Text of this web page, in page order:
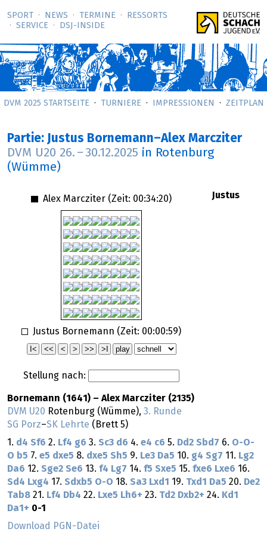
SPORT NEWS TERMINE
RESSORTS
SERVICE
DSJ-­INSIDE
DVM 2025 STARTSEITE TURNIERE IMPRESSIONEN ZEITPLAN
Partie: Justus Bornemann–Alex Marcziter
DVM U20 26. – 30.12.2025 in Rotenburg
(Wümme)
Alex Marcziter (Zeit: 00:34:20)
Justus Bornemann (Zeit: 00:00:59)
Stellung nach:
Justus
Bornemann (1641) – Alex Marcziter (2135)
DVM U20 Rotenburg (Wümme), 3. Runde
SG Porz–SK Lehrte (Brett 5)
1. d4 Sf6 2. Lf4 g6 3. Sc3 d6 4. e4 c6 5. Dd2 Sbd7 6. O-O-
O b5 7. e5 dxe5 8. dxe5 Sh5 9. Le3 Da5 10. g4 Sg7 11. Lg2
Da6 12. Sge2 Se6 13. f4 Lg7 14. f5 Sxe5 15. fxe6 Lxe6 16.
Sd4 Lxg4 17. Sdxb5 O-O 18. Sa3 Lxd1 19. Txd1 Da5 20. De2
Tab8 21. Lf4 Db4 22. Lxe5 Lh6+ 23. Td2 Dxb2+ 24. Kd1
Da1+ 0-1
Download PGN-Datei